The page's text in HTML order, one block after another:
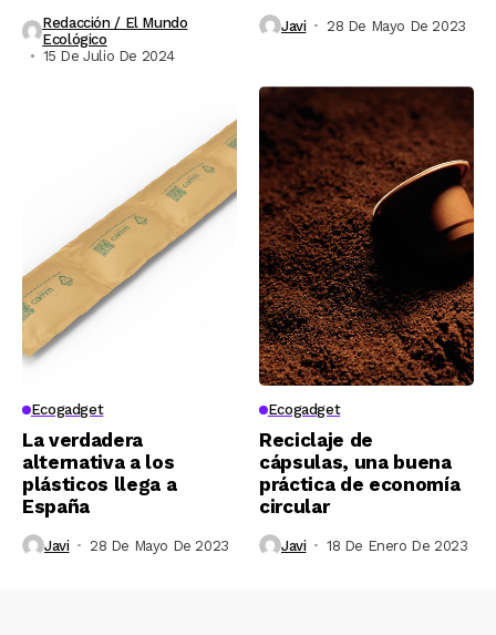
Redacción / El Mundo
Ecológico
15 De Julio De 2024
Javi 28 De Mayo De 2023
Ecogadget
La verdadera
alternativa a los
plásticos llega a
España
Javi 28 De Mayo De 2023
Ecogadget
Reciclaje de
cápsulas, una buena
práctica de economía
circular
Javi 18 De Enero De 2023